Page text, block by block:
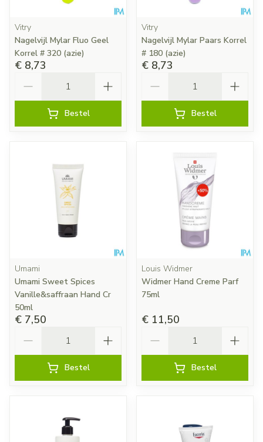
Vitry
Nagelvijl Mylar Fluo Geel
Korrel # 320 (azie)
€ 8,73
Bestel
Vitry
Nagelvijl Mylar Paars Korrel
# 180 (azie)
€ 8,73
Bestel
Umami
Umami Sweet Spices
Vanille&saffraan Hand Cr
50ml
€ 7,50
Bestel
Louis Widmer
Widmer Hand Creme Parf
75ml
€ 11,50
Bestel